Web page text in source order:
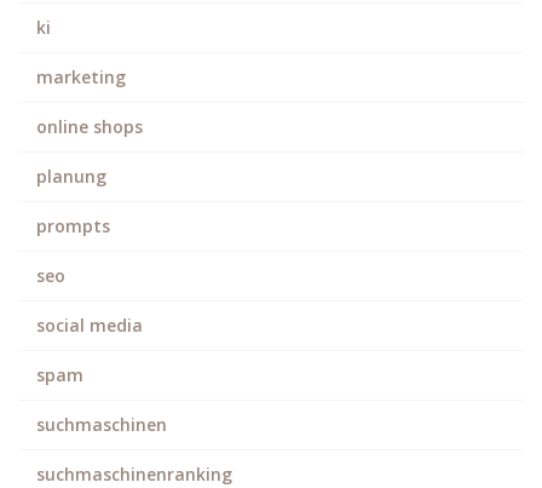
ki
marketing
online shops
planung
prompts
seo
social media
spam
suchmaschinen
suchmaschinenranking